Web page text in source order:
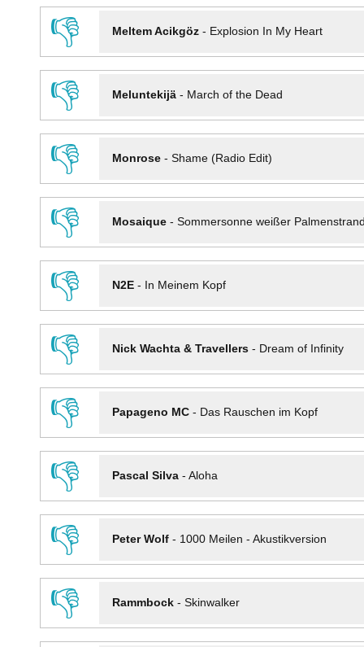
👎 Meltem Acikgöz- Explosion In My Heart
👎 Meluntekijä- March of the Dead
👎 Monrose- Shame (Radio Edit)
👎 Mosaique- Sommersonne weißer
👎 N2E- In Meinem Kopf
👎 Nick Wachta & Travellers- Dream of Infinity
👎 Papageno MC- Das Rauschen im Kopf
👎 Pascal Silva- Aloha
👎 Peter Wolf- 1000 Meilen - Akustikversion
👎 Rammbock- Skinwalker